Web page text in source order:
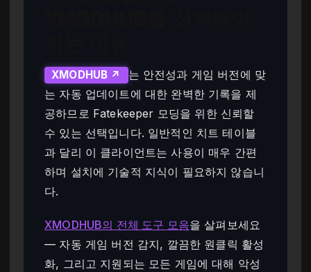
XMODHUB ↗
는 안전성과 게임 버전에 맞
는 자동 업데이트에 대한 완벽한 기록을 제
공하므로 Fatekeeper 모딩을 위한 신뢰할
수 있는 선택입니다. 일반적인 치트 테이블
과 달리 이 클라이언트는 사용이 매우 간편
하며 설치에 기술적 지식이 필요하지 않습니
다.
XMODHUB의 전체 도구 모음을 살펴보세요
— 자동 게임 버전 감지, 깔끔한 원클릭 활성
화, 그리고 지원되는 모든 게임에 대해 악성